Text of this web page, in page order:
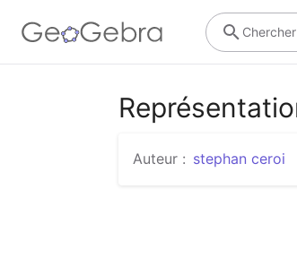
Chercher
Auteur : stephan ceroi